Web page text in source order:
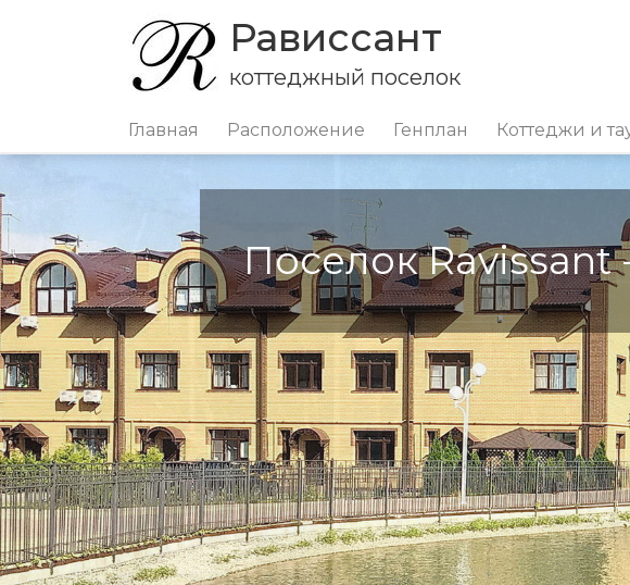
Рависсант
коттеджный поселок
Главная Расположение Генплан Коттеджи и
Поселок